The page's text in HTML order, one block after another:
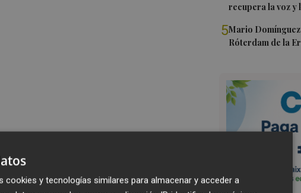
recupera la voz y
5Mario
Róterdam de la
y tecnologías similares para almacenar y acceder a